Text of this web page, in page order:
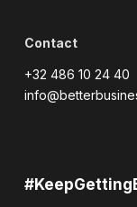
Contact
+32 486 10 24 40